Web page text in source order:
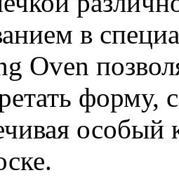
в
Oven
форму,
особый